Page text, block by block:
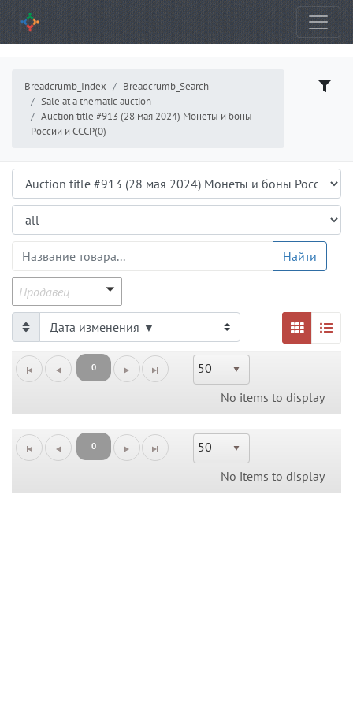
Breadcrumb_Index
Breadcrumb_Search
Sale at a thematic auction
Auction title #913 (28 мая 2024) Монеты и боны
России и СССР(0)
Аукцион
Подраздел
ProductsGrid.ProductName
Найти
Продавец
Продавец
0
50
No items to display
0
50
No items to display